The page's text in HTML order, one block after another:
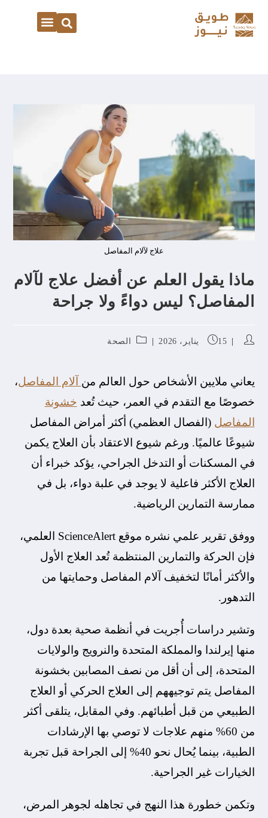
علاج لآلام المفاصل
ماذا يقول العلم عن أفضل علاج لآلام
المفاصل؟ ليس دواءً ولا جراحة
15 يناير، 2026 الصحة
يعاني ملايين الأشخاص حول العالم من آلام المفاصل،
خصوصًا مع التقدم في العمر، حيث تُعد خشونة
المفاصل (الفصال العظمي) أكثر أمراض المفاصل
شيوعًا عالميًا. ورغم شيوع الاعتقاد بأن العلاج يكمن
في المسكنات أو التدخل الجراحي، يؤكد خبراء أن
العلاج الأكثر فاعلية لا يوجد في علبة دواء، بل في
ممارسة التمارين الرياضية.
ووفق تقرير علمي نشره موقع ScienceAlert العلمي،
فإن الحركة والتمارين المنتظمة تُعد العلاج الأول
والأكثر أمانًا لتخفيف آلام المفاصل وحمايتها من
التدهور.
وتشير دراسات أُجريت في أنظمة صحية بعدة دول،
منها إيرلندا والمملكة المتحدة والنرويج والولايات
المتحدة، إلى أن أقل من نصف المصابين بخشونة
المفاصل يتم توجيههم إلى العلاج الحركي أو العلاج
الطبيعي من قبل أطبائهم. وفي المقابل، يتلقى أكثر
من 60% منهم علاجات لا توصي بها الإرشادات
الطبية، بينما يُحال نحو 40% إلى الجراحة قبل تجربة
الخيارات غير الجراحية.
وتكمن خطورة هذا النهج في تجاهله لجوهر المرض،